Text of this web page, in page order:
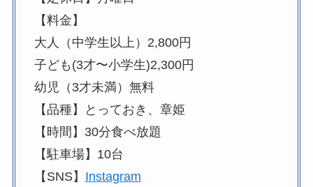
【料金】
大人（中学生以上）2,800円
子ども(3才〜小学生)2,300円
幼児（3才未満）無料
【品種】とっておき、章姫
【時間】30分食べ放題
【駐車場】10台
【SNS】 Instagram